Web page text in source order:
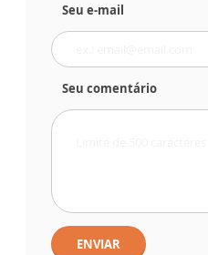
Seu e-mail
Seu comentário
ENVIAR